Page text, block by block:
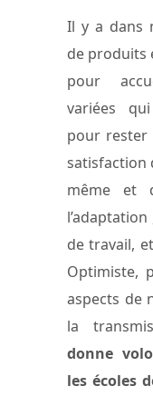
Il y a dans
de produits
pour
variées
pour rester
satisfaction
même et
de travail,
Optimiste,
aspects de
la
donne
les écoles